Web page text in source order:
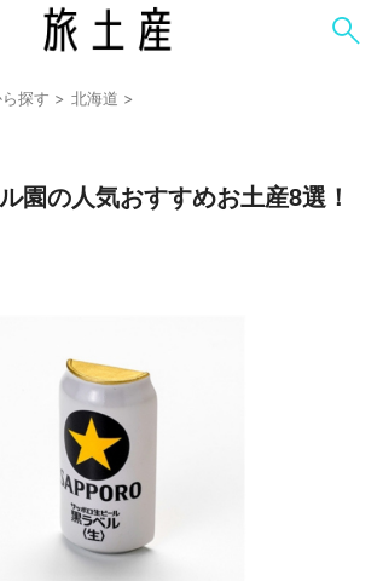
探す > 北海道 >
園の人気おすすめお土産8選！